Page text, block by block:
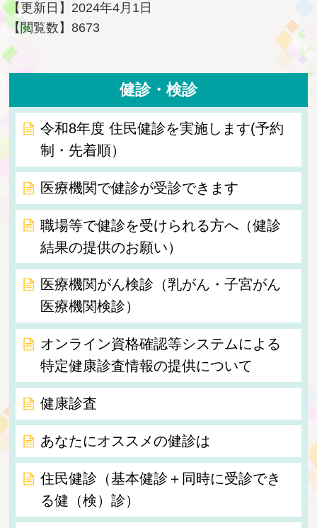
【更新日】 2024年4月1日
【閲覧数】8673
健診・検診
令和8年度 住民健診を実施します(予約
制・先着順）
医療機関で健診が受診できます
職場等で健診を受けられる方へ（健診
結果の提供のお願い）
医療機関がん検診（乳がん・子宮がん
医療機関検診）
オンライン資格確認等システムによる
特定健康診査情報の提供について
健康診査
あなたにオススメの健診は
住民健診（基本健診＋同時に受診でき
る健（検）診）